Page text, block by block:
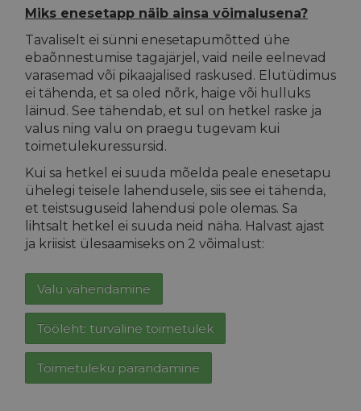
Miks enesetapp näib ainsa võimalusena?
Tavaliselt ei sünni enesetapumõtted ühe
ebaõnnestumise tagajärjel, vaid neile eelnevad
varasemad või pikaajalised raskused. Elutüdimus
ei tähenda, et sa oled nõrk, haige või hulluks
läinud. See tähendab, et sul on hetkel raske ja
valus ning valu on praegu tugevam kui
toimetulekuressursid.
Kui sa hetkel ei suuda mõelda peale enesetapu
ühelegi teisele lahendusele, siis see ei tähenda,
et teistsuguseid lahendusi pole olemas. Sa
lihtsalt hetkel ei suuda neid näha. Halvast ajast
ja kriisist ülesaamiseks on 2 võimalust:
Valu vähendamine
Tööleht: turvaline toimetulek
Toimetuleku parandamine